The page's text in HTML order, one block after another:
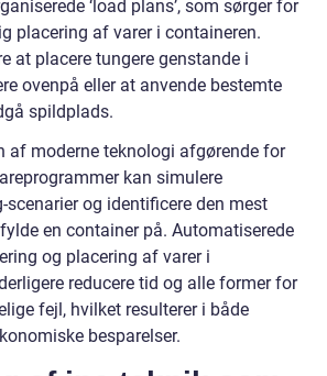
‘load plans’, som sørger for
placering af varer i containeren.
at placere tungere genstande i
ovenpå eller at anvende bestemte
spildplads.
af moderne teknologi afgørende for
kan simulere
og identificere den mest
en container på. Automatiserede
og placering af varer i
reducere tid og alle former for
fejl, hvilket resulterer i både
besparelser.